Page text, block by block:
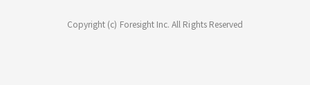
Copyright (c) Foresight Inc. All Rights Reserved